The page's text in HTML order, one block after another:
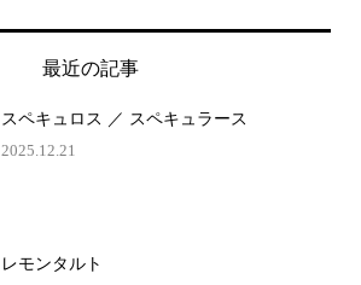
最近の記事
スペキュロス ／ スペキュラース
2025.12.21
レモンタルト